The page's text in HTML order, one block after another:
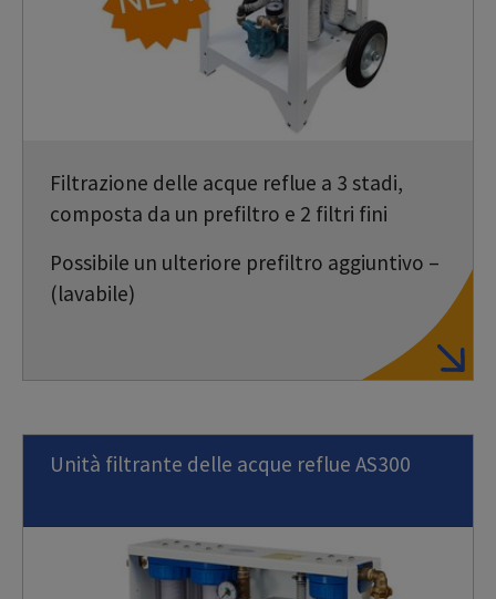
Filtrazione delle acque reflue a 3 stadi,
composta da un prefiltro e 2 filtri fini
Possibile un ulteriore prefiltro aggiuntivo –
(lavabile)
Unità filtrante delle acque reflue AS300